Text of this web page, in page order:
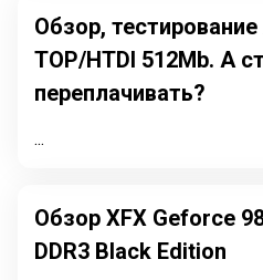
Обзор, тестирование
TOP/HTDI 512Mb. А
переплачивать?
...
Обзор XFX Geforce
DDR3 Black Edition